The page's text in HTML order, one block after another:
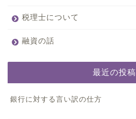
税理士について
融資の話
最近の投稿
銀行に対する言い訳の仕方